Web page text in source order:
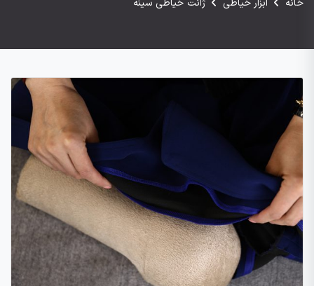
خانه ابزار خیاطی ژانت خیاطی سینه